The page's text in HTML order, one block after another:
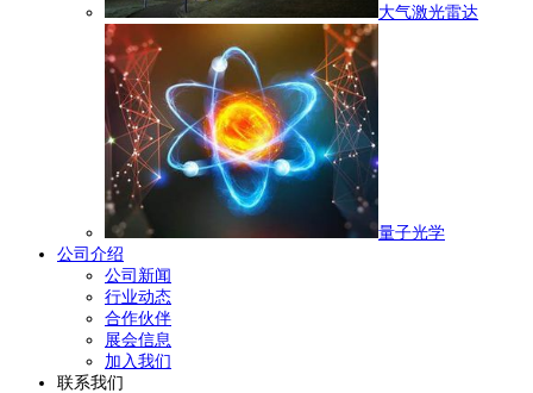
大气激光雷达
量子光学
公司介绍
公司新闻
行业动态
合作伙伴
展会信息
加入我们
联系我们